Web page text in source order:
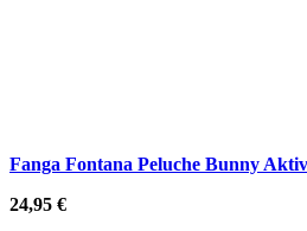
Fanga Fontana Peluche Bunny
24,95 €